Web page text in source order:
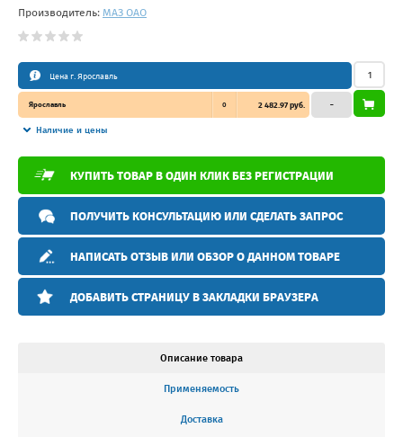
Производитель: МАЗ ОАО
Цена г. Ярославль
Ярославль 0 2 482.97 руб.
Наличие и цены
–
КУПИТЬ ТОВАР В ОДИН КЛИК БЕЗ РЕГИСТРАЦИИ
ПОЛУЧИТЬ КОНСУЛЬТАЦИЮ ИЛИ СДЕЛАТЬ ЗАПРОС
НАПИСАТЬ ОТЗЫВ ИЛИ ОБЗОР О ДАННОМ ТОВАРЕ
ДОБАВИТЬ СТРАНИЦУ В ЗАКЛАДКИ БРАУЗЕРА
Описание товара
Применяемость
Доставка